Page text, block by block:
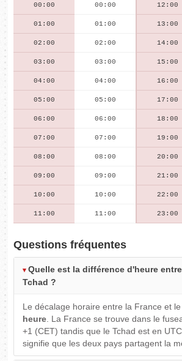
00:00 00:00 12:00
01:00 01:00 13:00
02:00 02:00 14:00
03:00 03:00 15:00
04:00 04:00 16:00
05:00 05:00 17:00
06:00 06:00 18:00
07:00 07:00 19:00
08:00 08:00 20:00
09:00 09:00 21:00
10:00 10:00 22:00
11:00 11:00 23:00
Questions fréquentes
Quelle est la différence d'heure
Tchad ?
Le décalage horaire entre la France et
heure. La France se trouve dans le
+1 (CET) tandis que le Tchad est en
signifie que les deux pays partagent la